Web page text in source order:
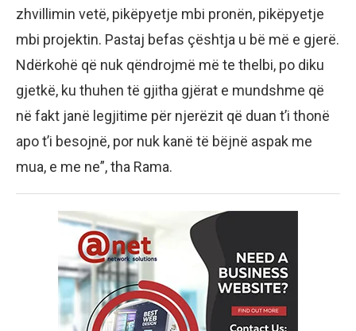
zhvillimin vetë, pikëpyetje mbi pronën, pikëpyetje
mbi projektin. Pastaj befas çështja u bë më e gjerë.
Ndërkohë që nuk qëndrojmë më te thelbi, po diku
gjetkë, ku thuhen të gjitha gjërat e mundshme që
në fakt janë legjitime për njerëzit që duan t’i thonë
apo t’i besojnë, por nuk kanë të bëjnë aspak me
mua, e me ne”, tha Rama.